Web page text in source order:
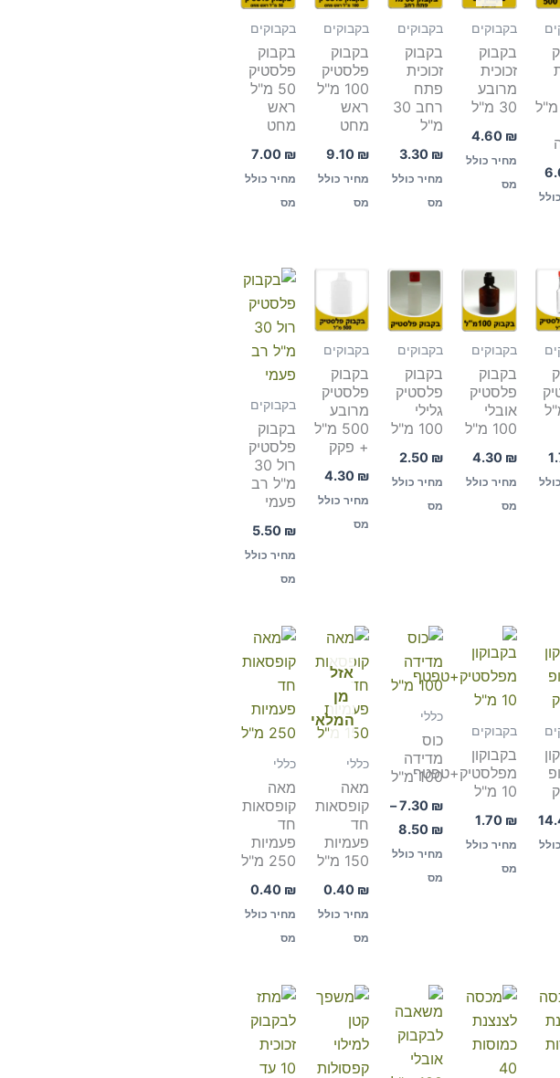
500 מ"ל
בקבוקים
בקבוק
זכוכית
מרובע
30 מ"ל
4.60 ₪
מחיר כולל
מס
בקבוקים
בקבוק
זכוכית
פתח
רחב 30
מ"ל
3.30 ₪
מחיר כולל
מס
בקבוקים
בקבוק
פלסטיק
100 מ"ל
ראש
מחט
9.10 ₪
מחיר כולל
מס
בקבוקים
בקבוק
פלסטיק
50 מ"ל
ראש
מחט
7.00 ₪
מחיר כולל
מס
מ"ל
בקבוקים
בקבוק
פלסטיק
אובלי
100 מ"ל
4.30 ₪
מחיר כולל
מס
בקבוקים
בקבוק
פלסטיק
גלילי
100 מ"ל
2.50 ₪
מחיר כולל
מס
בקבוקים
בקבוק
פלסטיק
מרובע
500 מ"ל
+ פקק
4.30 ₪
מחיר כולל
מס
בקבוקים
בקבוק
פלסטיק
רול 30
מ"ל רב
פעמי
5.50 ₪
מחיר כולל
מס
בקבוקים
בקבוקון
מפלסטיק+טפטף
10 מ"ל
1.70 ₪
מחיר כולל
מס
כללי
כוס
מדידה
100 מ"ל
7.30 ₪
–
8.50 ₪
⁦7.30 ₪⁩
עד
מחיר כולל
מס
אזל
מן
המלאי
כללי
מאה
קופסאות
חד
פעמיות
150 מ"ל
0.40 ₪
מחיר כולל
מס
כללי
מאה
קופסאות
חד
פעמיות
250 מ"ל
0.40 ₪
מחיר כולל
מס